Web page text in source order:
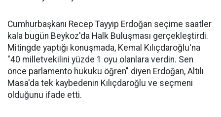
Cumhurbaşkanı Recep Tayyip Erdoğan seçime saatler
kala bugün Beykoz'da Halk Buluşması gerçekleştirdi.
Mitingde yaptığı konuşmada, Kemal Kılıçdaroğlu'na
"40 milletvekilini yüzde 1 oyu olanlara verdin. Sen
önce parlamento hukuku öğren" diyen Erdoğan, Altılı
Masa'da tek kaybedenin Kılıçdaroğlu ve seçmeni
olduğunu ifade etti.